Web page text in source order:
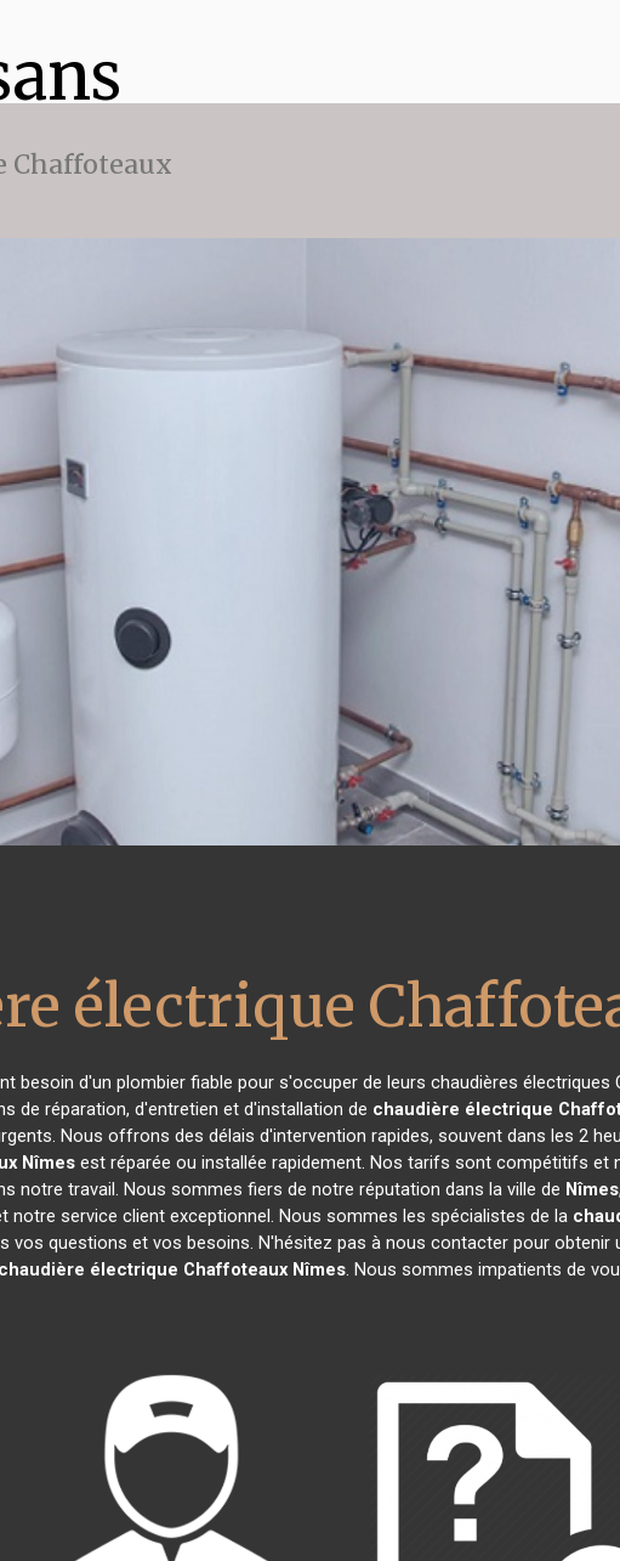
Chaffoteaux
électrique
besoin d'un plombier fiable pour s'occuper de leurs chaudières
de réparation, d'entretien et d'installation de chaudière électrique
Nous offrons des délais d'intervention rapides, souvent dans les 2
Nîmesest réparée ou installée rapidement. Nos tarifs sont compétitifs
notre travail. Nous sommes fiers de notre réputation dans la ville de Nîmes
notre service client exceptionnel. Nous sommes les spécialistes de la
questions et vos besoins. N'hésitez pas à nous contacter pour obtenir
chaudière électrique Chaffoteaux Nîmes. Nous sommes impatients de